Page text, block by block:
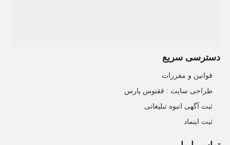
دسترسی سریع
قوانین و مقررات
طراحی سایت : ققنوس پارس
ثبت آگهی انبوه تبلیغاتی
ثبت اینماد